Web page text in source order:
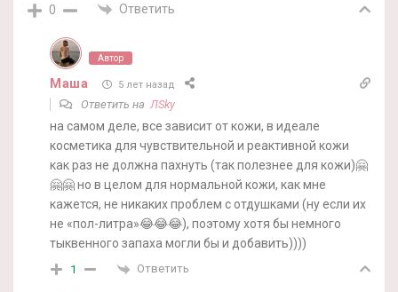
0 Ответить
Автор
Маша 5 лет назад
Ответить наЛSky
на самом деле, все зависит от кожи, в идеале
косметика для чувствительной и реактивной кожи
как раз не должна пахнуть (так полезнее для кожи)🤗
🤗🤗 но в целом для нормальной кожи, как мне
кажется, не никаких проблем с отдушками (ну если их
не «пол-литра»😂😂😂), поэтому хотя бы немного
тыквенного запаха могли бы и добавить))))
1 Ответить